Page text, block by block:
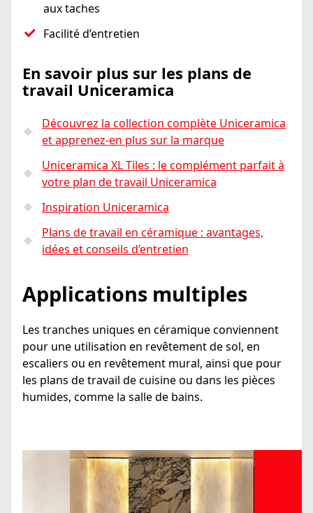
aux taches
Facilité d’entretien
En savoir plus sur les plans de
travail Uniceramica
Découvrez la collection complète Uniceramica
et apprenez-en plus sur la marque
Uniceramica XL Tiles : le complément parfait à
votre plan de travail Uniceramica
Inspiration Uniceramica
Plans de travail en céramique : avantages,
idées et conseils d’entretien
Applications multiples
Les tranches uniques en céramique conviennent
pour une utilisation en revêtement de sol, en
escaliers ou en revêtement mural, ainsi que pour
les plans de travail de cuisine ou dans les pièces
humides, comme la salle de bains.